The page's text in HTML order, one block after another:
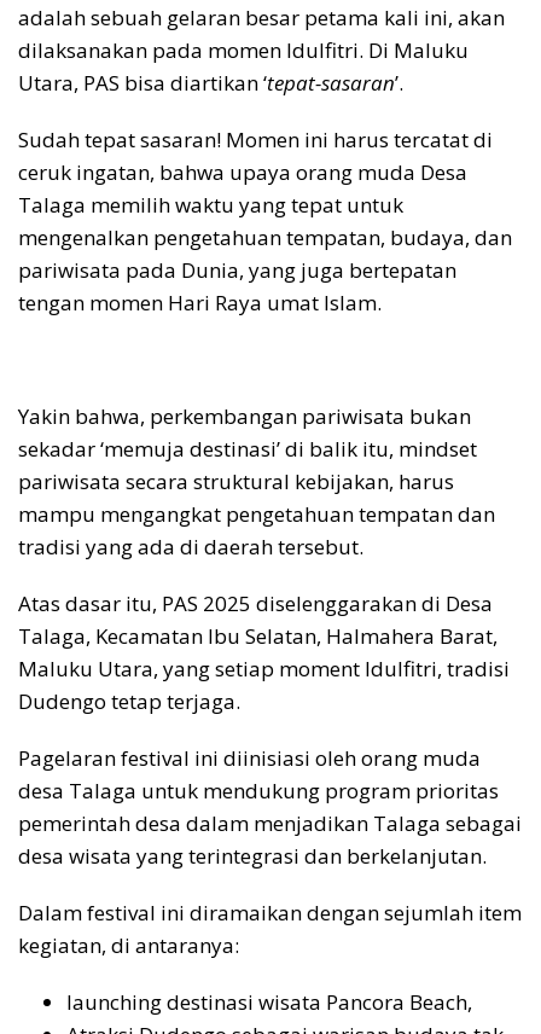
adalah sebuah gelaran besar petama kali ini, akan
dilaksanakan pada momen Idulfitri. Di Maluku
Utara, PAS bisa diartikan ‘tepat-sasaran’.
Sudah tepat sasaran! Momen ini harus tercatat di
ceruk ingatan, bahwa upaya orang muda Desa
Talaga memilih waktu yang tepat untuk
mengenalkan pengetahuan tempatan, budaya, dan
pariwisata pada Dunia, yang juga bertepatan
tengan momen Hari Raya umat Islam.
Yakin bahwa, perkembangan pariwisata bukan
sekadar ‘memuja destinasi’ di balik itu, mindset
pariwisata secara struktural kebijakan, harus
mampu mengangkat pengetahuan tempatan dan
tradisi yang ada di daerah tersebut.
Atas dasar itu, PAS 2025 diselenggarakan di Desa
Talaga, Kecamatan Ibu Selatan, Halmahera Barat,
Maluku Utara, yang setiap moment Idulfitri, tradisi
Dudengo tetap terjaga.
Pagelaran festival ini diinisiasi oleh orang muda
desa Talaga untuk mendukung program prioritas
pemerintah desa dalam menjadikan Talaga sebagai
desa wisata yang terintegrasi dan berkelanjutan.
Dalam festival ini diramaikan dengan sejumlah item
kegiatan, di antaranya:
launching destinasi wisata Pancora Beach,